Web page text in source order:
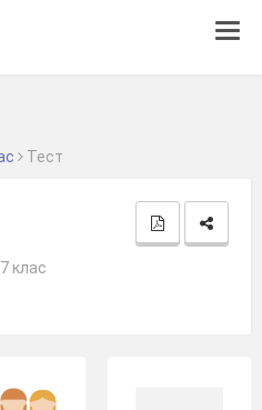
Тест
клас